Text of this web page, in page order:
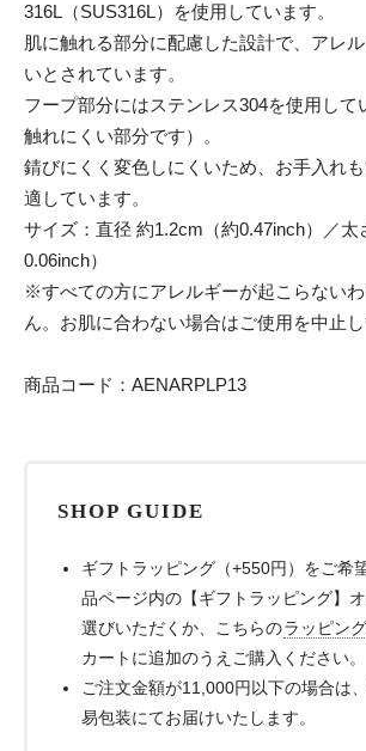
316L（SUS316L）を使用しています。
肌に触れる部分に配慮した設計で、アレ
いとされています。
フープ部分にはステンレス304を使用して
触れにくい部分です）。
錆びにくく変色しにくいため、お手入れ
適しています。
サイズ：直径 約1.2cm（約0.47inch）／太
0.06inch）
※すべての方にアレルギーが起こらない
ん。お肌に合わない場合はご使用を中止し
商品コード：AENARPLP13
SHOP GUIDE
ギフトラッピング（+550円）をご希
品ページ内の【ギフトラッピング】
選びいただくか、こちらのラッピン
カートに追加のうえご購入ください。
ご注文金額が11,000円以下の場合は
易包装にてお届けいたします。